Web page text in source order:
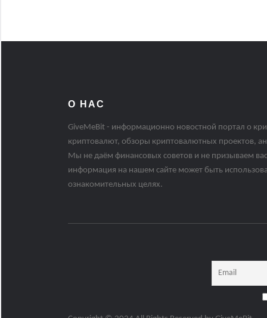
О НАС
GiveMeBit - информационно новостной портал о
криптовалют, обзоры криптовалютных проектов,
Мы не даём финансовых советов и не призываем
информация на нашем сайте может быть
ознакомительных целях.